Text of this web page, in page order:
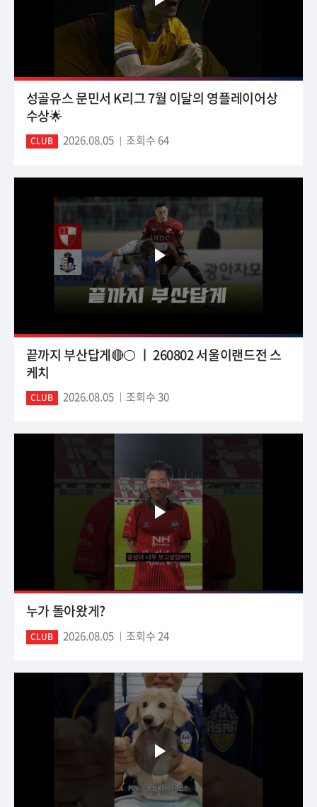
성골유스 문민서 K리그 7월 이달의 영플레이어상
수상🌟
CLUB 2026.08.05 조회수 64
끝까지 부산답게🔴⚪ ㅣ 260802 서울이랜드전 스
케치
CLUB 2026.08.05 조회수 30
누가 돌아왔게?
CLUB 2026.08.05 조회수 24